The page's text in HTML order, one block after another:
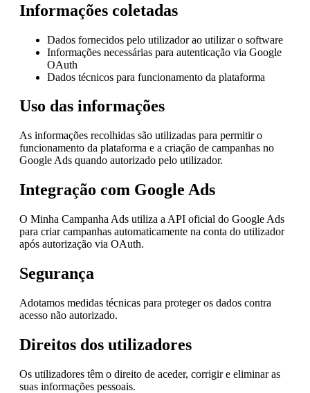
Informações coletadas
Dados fornecidos pelo utilizador ao utilizar o software
Informações necessárias para autenticação via Google
OAuth
Dados técnicos para funcionamento da plataforma
Uso das informações
As informações recolhidas são utilizadas para permitir o
funcionamento da plataforma e a criação de campanhas no
Google Ads quando autorizado pelo utilizador.
Integração com Google Ads
O Minha Campanha Ads utiliza a API oficial do Google Ads
para criar campanhas automaticamente na conta do utilizador
após autorização via OAuth.
Segurança
Adotamos medidas técnicas para proteger os dados contra
acesso não autorizado.
Direitos dos utilizadores
Os utilizadores têm o direito de aceder, corrigir e eliminar as
suas informações pessoais.